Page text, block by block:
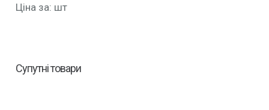
Ціна за: шт
Супутні товари